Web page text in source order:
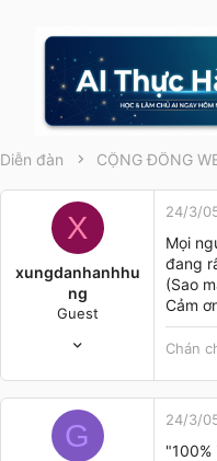
r
e
y
ử
i
Diễn đàn CỘNG ĐỒNG
X
xungdanhanhhu
ng
Guest
1
Hanoi
24/3/
Mọi
đang
(Sao
Cảm
Chán
G 24/3/